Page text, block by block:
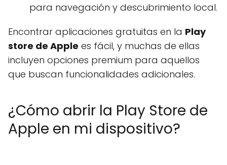
para navegación y descubrimiento local.
Encontrar aplicaciones gratuitas en la Play
store de Apple es fácil, y muchas de ellas
incluyen opciones premium para aquellos
que buscan funcionalidades adicionales.
¿Cómo abrir la Play Store de
Apple en mi dispositivo?